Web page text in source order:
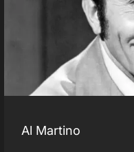
Al Martino